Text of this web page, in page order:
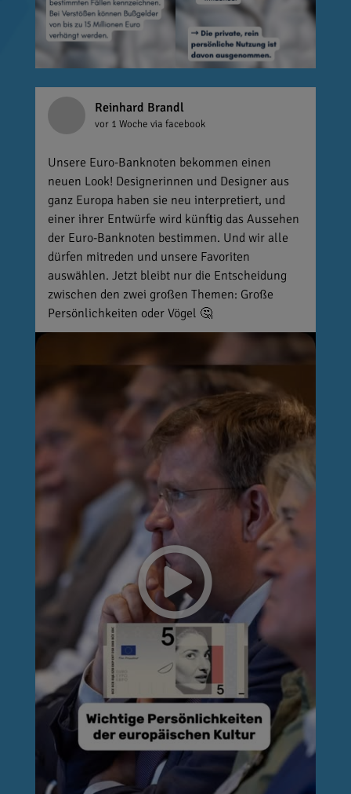
Reinhard Brandl
vor 1 Woche via facebook
Unsere Euro-Banknoten bekommen einen
neuen Look! Designerinnen und Designer aus
ganz Europa haben sie neu interpretiert, und
einer ihrer Entwürfe wird künftig das Aussehen
der Euro-Banknoten bestimmen. Und wir alle
dürfen mitreden und unsere Favoriten
auswählen. Jetzt bleibt nur die Entscheidung
zwischen den zwei großen Themen: Große
Persönlichkeiten oder Vögel 🤔